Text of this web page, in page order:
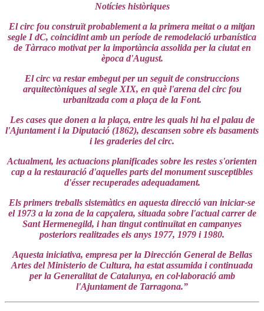
Notícies històriques
El circ fou construït probablement a la primera meitat o a mitjan
segle I dC, coincidint amb un període de remodelació urbanística
de Tàrraco motivat per la importància assolida per la ciutat en
època d'August.
El circ va restar embegut per un seguit de construccions
arquitectòniques al segle XIX, en què l'arena del circ fou
urbanitzada com a plaça de la Font.
Les cases que donen a la plaça, entre les quals hi ha el palau de
l'Ajuntament i la Diputació (1862), descansen sobre els basaments
i les graderies del circ.
Actualment, les actuacions planificades sobre les restes s'orienten
cap a la restauració d'aquelles parts del monument susceptibles
d'ésser recuperades adequadament.
Els primers treballs sistemàtics en aquesta direcció van iniciar-se
el 1973 a la zona de la capçalera, situada sobre l'actual carrer de
Sant Hermenegild, i han tingut continuïtat en campanyes
posteriors realitzades els anys 1977, 1979 i 1980.
Aquesta iniciativa, empresa per la Dirección General de Bellas
Artes del Ministerio de Cultura, ha estat assumida i continuada
per la Generalitat de Catalunya, en col·laboració amb
l'Ajuntament de Tarragona.”